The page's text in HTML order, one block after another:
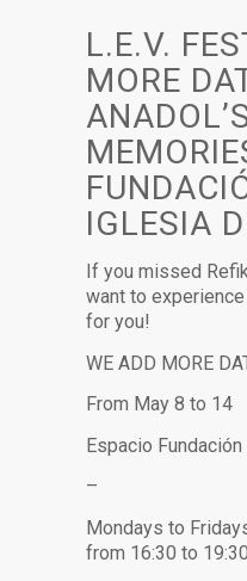
L.E.V.
MORE
IGLESIA
If you missed
want to
for you!
WE ADD MORE
From May 8 to 14
Espacio
–
Mondays to
from 16:30 to